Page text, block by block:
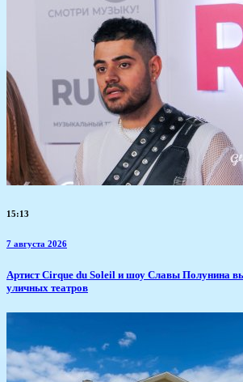
15:13
7 августа 2026
Артист Cirque du Soleil и шоу Славы Полунина
уличных театров